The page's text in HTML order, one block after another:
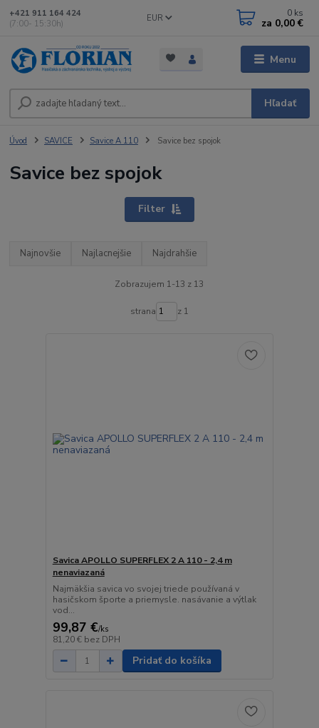
Menu
EUR
Hľadať
+421 911 164 424
(7:00- 15:30h)
0 ks
za 0,00 €
Úvod SAVICE Savice A 110 Savice bez spojok
Savice bez spojok
Filter
Najnovšie Najlacnejšie Najdrahšie
Zobrazujem 1-13 z 13
strana z 1
Savica APOLLO SUPERFLEX 2 A 110 - 2,4 m
nenaviazaná
Najmäkšia savica vo svojej triede používaná v
hasičskom športe a priemysle. nasávanie a výtlak
vod...
99,87 €/ks
81,20 € bez DPH
Pridať do košíka